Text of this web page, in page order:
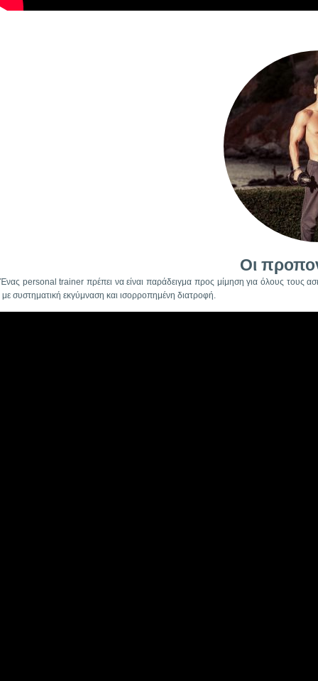
Οι
Ένας personal trainer πρέπει να είναι παράδειγμα προς μίμηση για όλους τους
με συστηματική εκγύμναση και ισορροπημένη διατροφή.